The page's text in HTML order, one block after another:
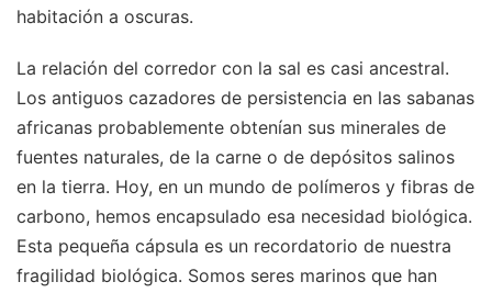
habitación a oscuras.
La relación del corredor con la sal es casi ancestral.
Los antiguos cazadores de persistencia en las sabanas
africanas probablemente obtenían sus minerales de
fuentes naturales, de la carne o de depósitos salinos
en la tierra. Hoy, en un mundo de polímeros y fibras de
carbono, hemos encapsulado esa necesidad biológica.
Esta pequeña cápsula es un recordatorio de nuestra
fragilidad biológica. Somos seres marinos que han